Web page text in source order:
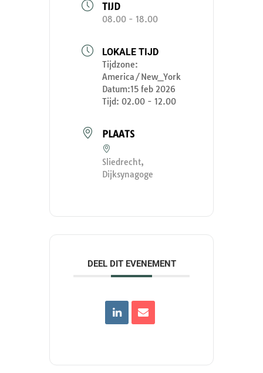
TIJD
08.00 - 18.00
LOKALE TIJD
Tijdzone:
America/New_York
Datum:15 feb 2026
Tijd: 02.00 - 12.00
PLAATS
Sliedrecht,
Dijksynagoge
DEEL DIT EVENEMENT